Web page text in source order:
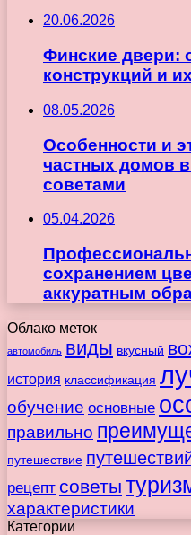
20.06.2026
Финские двери:
конструкций и
08.05.2026
Особенности и
частных домов
советами
05.04.2026
сохранением
аккуратным
Облако меток
автомобиль виды вкусный
история классификация
обучение основные
правильно
путешествие
рецепт советы
характеристики
Категории